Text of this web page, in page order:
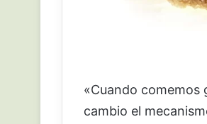
«Cuando comemos
cambio el